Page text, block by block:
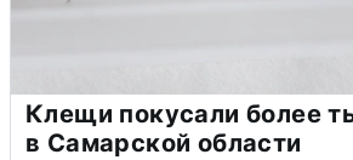
Клещи покусали более
в Самарской области